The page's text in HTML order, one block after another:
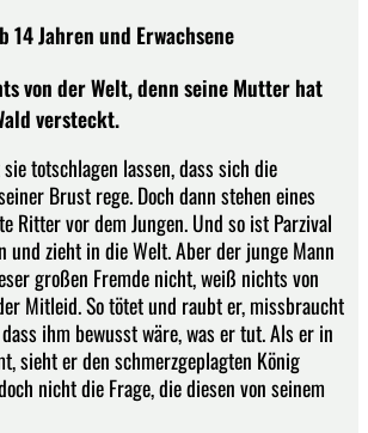
Jahren und Erwachsene
von der Welt, denn seine Mutter hat
versteckt.
totschlagen lassen, dass sich die
Brust rege. Doch dann stehen eines
Ritter vor dem Jungen. Und so ist Parzival
und zieht in die Welt. Aber der junge Mann
großen Fremde nicht, weiß nichts von
Mitleid. So tötet und raubt er, missbraucht
ihm bewusst wäre, was er tut. Als er in
sieht er den schmerzgeplagten König
nicht die Frage, die diesen von seinem